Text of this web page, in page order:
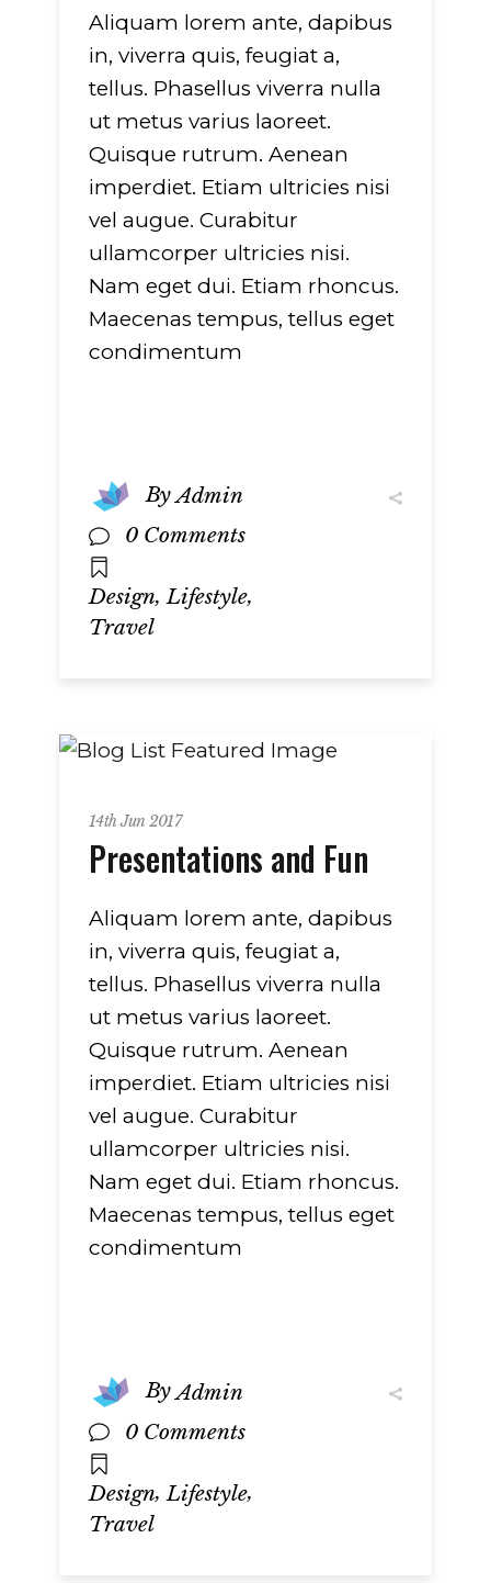
Aliquam lorem ante, dapibus
in, viverra quis, feugiat a,
tellus. Phasellus viverra nulla
ut metus varius laoreet.
Quisque rutrum. Aenean
imperdiet. Etiam ultricies nisi
vel augue. Curabitur
ullamcorper ultricies nisi.
Nam eget dui. Etiam rhoncus.
Maecenas tempus, tellus eget
condimentum
ByAdmin
0 Comments
Design, Lifestyle,
Travel
14th Jun 2017
Presentations and Fun
Aliquam lorem ante, dapibus
in, viverra quis, feugiat a,
tellus. Phasellus viverra nulla
ut metus varius laoreet.
Quisque rutrum. Aenean
imperdiet. Etiam ultricies nisi
vel augue. Curabitur
ullamcorper ultricies nisi.
Nam eget dui. Etiam rhoncus.
Maecenas tempus, tellus eget
condimentum
By Admin
0 Comments
Design, Lifestyle,
Travel